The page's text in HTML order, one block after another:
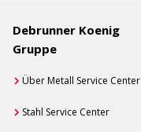
Debrunner Koenig
Gruppe
Über Metall Service Center
Stahl Service Center